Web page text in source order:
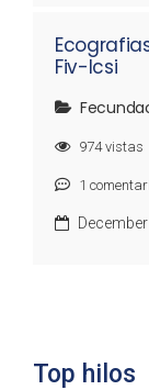
Fiv-Icsi
974vistas
1
Top hilos